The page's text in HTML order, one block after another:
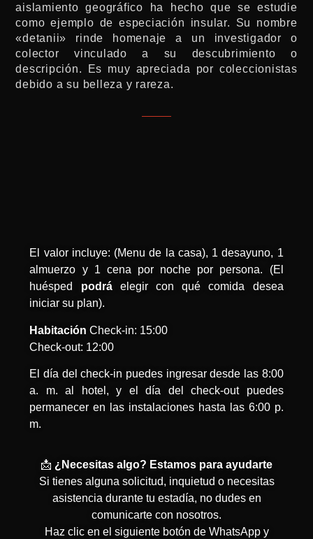
aislamiento geográfico ha hecho que se estudie
como ejemplo de especiación insular. Su nombre
«detanii» rinde homenaje a un investigador o
colector vinculado a su descubrimiento o
descripción. Es muy apreciada por coleccionistas
debido a su belleza y rareza.
El valor incluye: (Menu de la casa), 1 desayuno, 1
almuerzo y 1 cena por noche por persona. (El
huésped podráelegir con qué comida desea
iniciar su plan).
Habitación Check-in: 15:00
Check-out: 12:00
El día del check-in puedes ingresar desde las 8:00
a. m. al hotel, y el día del check-out puedes
permanecer en las instalaciones hasta las 6:00 p.
m.
📩 ¿Necesitas algo? Estamos para ayudarte
Si tienes alguna solicitud, inquietud o necesitas
asistencia durante tu estadía, no dudes en
comunicarte con nosotros.
Haz clic en el siguiente botón de WhatsApp y